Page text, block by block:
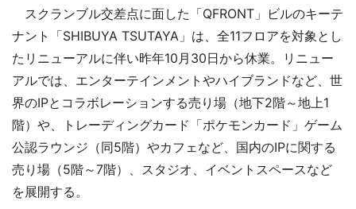
スクランブル交差点に面した「QFRONT」ビルのキーテ
ナント「SHIBUYA TSUTAYA」は、全11フロアを対象とし
たリニューアルに伴い昨年10月30日から休業。リニュー
アルでは、エンターテインメントやハイブランドなど、世
界のIPとコラボレーションする売り場（地下2階～地上1
階）や、トレーディングカード「ポケモンカード」ゲーム
公認ラウンジ（同5階）やカフェなど、国内のIPに関する
売り場（5階～7階）、スタジオ、イベントスペースなど
を展開する。